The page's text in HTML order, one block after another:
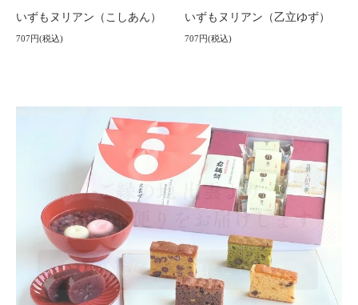
いずもヌリアン（こしあん）
707円(税込)
いずもヌリアン（乙立ゆず）
707円(税込)